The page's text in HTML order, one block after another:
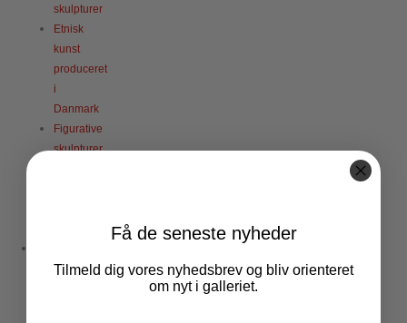
skulpturer
Etnisk
kunst
produceret
i
Danmark
Figurative
skulpturer
Malerier
Få de seneste nyheder
Tilmeld dig vores nyhedsbrev og bliv orienteret
om nyt i galleriet.